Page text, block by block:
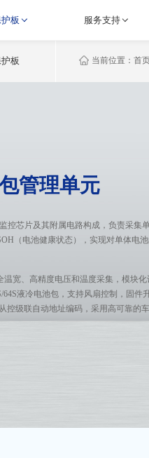
板 服务支持
板 当前位置：首
管理单元
控芯片及其附属电路构成，负责采集
（电池健康状态），实现对单体电
宽、高精度电压和温度采集，模块
64S液冷电池包，支持风扇控制，固件
控级联自动地址编码，采用高可靠的